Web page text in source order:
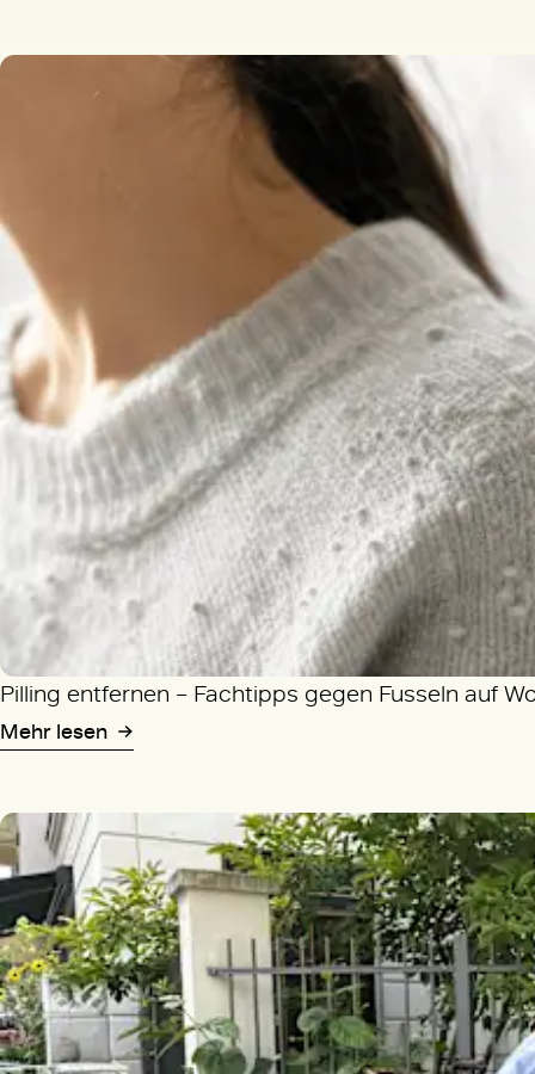
Pilling entfernen – Fachtipps gegen Fusseln auf
Mehr lesen